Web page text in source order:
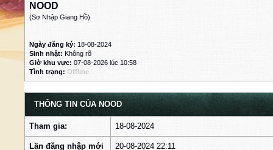
NOOD
(Sơ Nhập Giang Hồ)
Ngày đăng ký: 18-08-2024
Sinh nhật: Không rõ
Giờ khu vực: 07-08-2026 lúc 10:58
Tình trạng: Offline
THÔNG TIN CỦA NOOD
Tham gia: 18-08-2024
Lần đăng nhập mới 20-08-2024 22:11